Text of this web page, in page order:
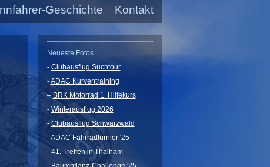
Geschichte Kontakt
Neueste Fotos
- Clubausflug Suchtour
-ADAC Kurventraining
– BRK Motorrad 1. Hilfekurs
- Winterausflug 2026
- Clubausflug Schwarzwald
-ADAC Fahrradturnier '25
- 41. Treffen in Thalham